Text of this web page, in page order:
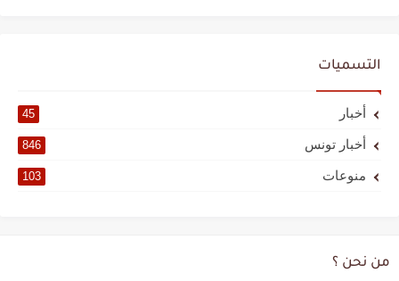
التسميات
أخبار 45
أخبار تونس 846
منوعات 103
من نحن ؟